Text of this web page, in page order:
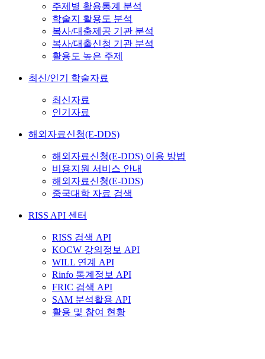
주제별 활용통계 분석
학술지 활용도 분석
복사/대출제공 기관 분석
복사/대출신청 기관 분석
활용도 높은 주제
최신/인기 학술자료
최신자료
인기자료
해외자료신청(E-DDS)
해외자료신청(E-DDS) 이용 방법
비용지원 서비스 안내
해외자료신청(E-DDS)
중국대학 자료 검색
RISS API 센터
RISS 검색 API
KOCW 강의정보 API
WILL 연계 API
Rinfo 통계정보 API
FRIC 검색 API
SAM 분석활용 API
활용 및 참여 현황